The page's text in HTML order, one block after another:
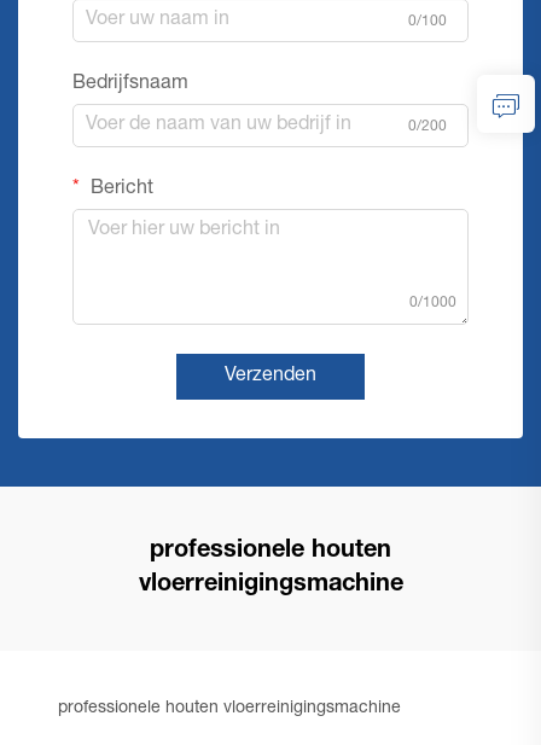
0/100
Bedrijfsnaam
0/200
Bericht
0/1000
Verzenden
professionele houten
vloerreinigingsmachine
professionele houten vloerreinigingsmachine